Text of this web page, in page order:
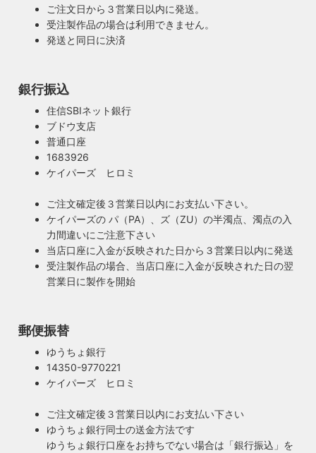
ご注文日から３営業日以内に発送。
受注製作品の場合は利用できません。
発送と同日に決済
銀行振込
住信SBIネット銀行
ブドウ支店
普通口座
1683926
ケイパーズ ヒロミ
ご注文確定後３営業日以内にお支払い下さい。
ケイパーズの パ（PA）、ズ（ZU）の半濁点、濁点の入
力間違いにご注意下さい
当店口座に入金が反映された日から３営業日以内に発送
受注製作品の場合、当店口座に入金が反映された日の翌
営業日に製作を開始
郵便振替
ゆうちょ銀行
14350-9770221
ケイパーズ ヒロミ
ご注文確定後３営業日以内にお支払い下さい
ゆうちょ銀行同士の送金方法です
ゆうちょ銀行口座をお持ちでない場合は「銀行振込」を